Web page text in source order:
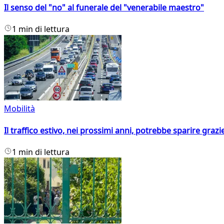
Il senso del "no" al funerale del "venerabile maestro"
1 min di lettura
Mobilità
Il traffico estivo, nei prossimi anni, potrebbe sparire
1 min di lettura